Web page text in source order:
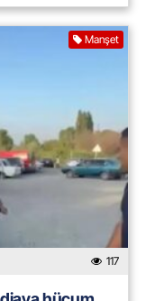
Manşet
117